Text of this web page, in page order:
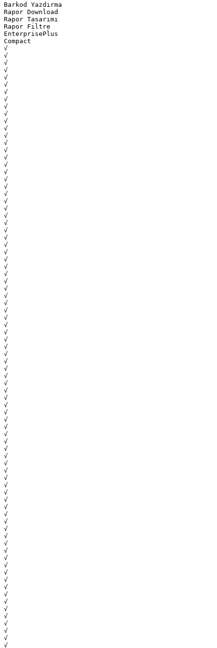
Barkod Yazdırma
Rapor Download
Rapor Tasarımı
Rapor Filtre
EnterprisePlus
Compact
√
√
√
√
√
√
√
√
√
√
√
√
√
√
√
√
√
√
√
√
√
√
√
√
√
√
√
√
√
√
√
√
√
√
√
√
√
√
√
√
√
√
√
√
√
√
√
√
√
√
√
√
√
√
√
√
√
√
√
√
√
√
√
√
√
√
√
√
√
√
√
√
√
√
√
√
√
√
√
√
√
√
√